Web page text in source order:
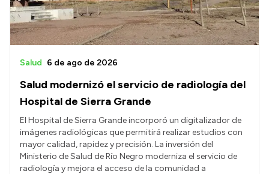
Salud modernizó el servicio de radiología del
Hospital de Sierra Grande
Salud 6 de ago de 2026
El Hospital de Sierra Grande incorporó un digitalizador de
imágenes radiológicas que permitirá realizar estudios con
mayor calidad, rapidez y precisión. La inversión del
Ministerio de Salud de Río Negro moderniza el servicio de
radiología y mejora el acceso de la comunidad a